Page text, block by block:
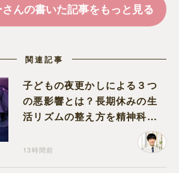
んの書いた記事をもっと見る
関連記事
子どもの夜更かしによる３つ
の悪影響とは？長期休みの生
活リズムの整え方を精神科医
13時間前